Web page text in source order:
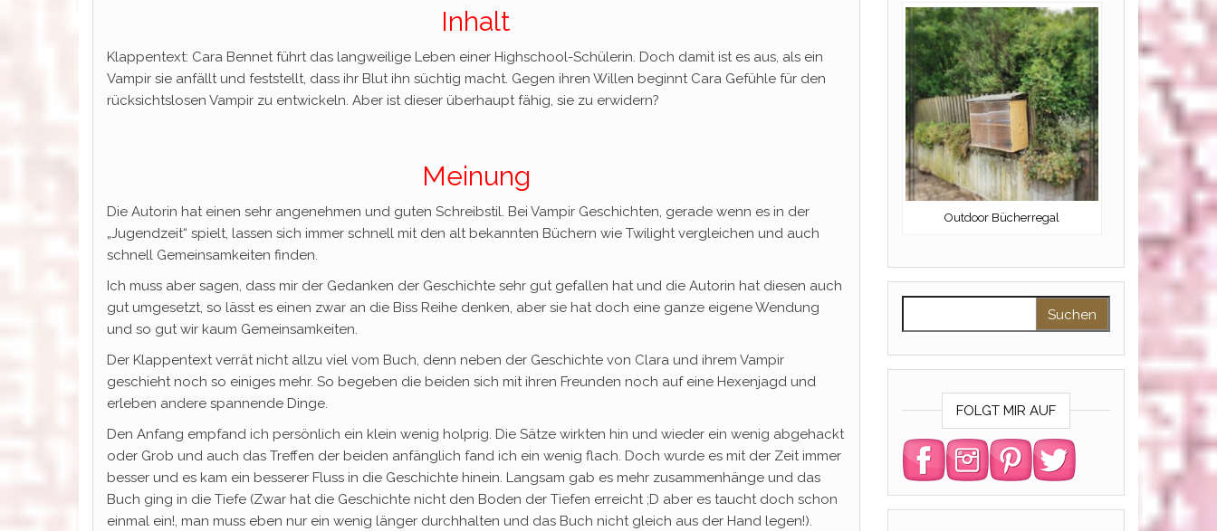
Inhalt
Klappentext: Cara Bennet führt das langweilige Leben einer Highschool-Schülerin. Doch damit ist es aus, als ein
Vampir sie anfällt und feststellt, dass ihr Blut ihn süchtig macht. Gegen ihren Willen beginnt Cara Gefühle für den
rücksichtslosen Vampir zu entwickeln. Aber ist dieser überhaupt fähig, sie zu erwidern?
Meinung
Die Autorin hat einen sehr angenehmen und guten Schreibstil. Bei Vampir Geschichten, gerade wenn es in der
„Jugendzeit“ spielt, lassen sich immer schnell mit den alt bekannten Büchern wie Twilight vergleichen und auch
schnell Gemeinsamkeiten finden.
Ich muss aber sagen, dass mir der Gedanken der Geschichte sehr gut gefallen hat und die Autorin hat diesen auch
gut umgesetzt, so lässt es einen zwar an die Biss Reihe denken, aber sie hat doch eine ganze eigene Wendung
und so gut wir kaum Gemeinsamkeiten.
Der Klappentext verrät nicht allzu viel vom Buch, denn neben der Geschichte von Clara und ihrem Vampir
geschieht noch so einiges mehr. So begeben die beiden sich mit ihren Freunden noch auf eine Hexenjagd und
erleben andere spannende Dinge.
Den Anfang empfand ich persönlich ein klein wenig holprig. Die Sätze wirkten hin und wieder ein wenig abgehackt
oder Grob und auch das Treffen der beiden anfänglich fand ich ein wenig flach. Doch wurde es mit der Zeit immer
besser und es kam ein besserer Fluss in die Geschichte hinein. Langsam gab es mehr zusammenhänge und das
Buch ging in die Tiefe (Zwar hat die Geschichte nicht den Boden der Tiefen erreicht ;D aber es taucht doch schon
einmal ein!, man muss eben nur ein wenig länger durchhalten und das Buch nicht gleich aus der Hand legen!).
Outdoor Bücherregal
FOLGT MIR AUF